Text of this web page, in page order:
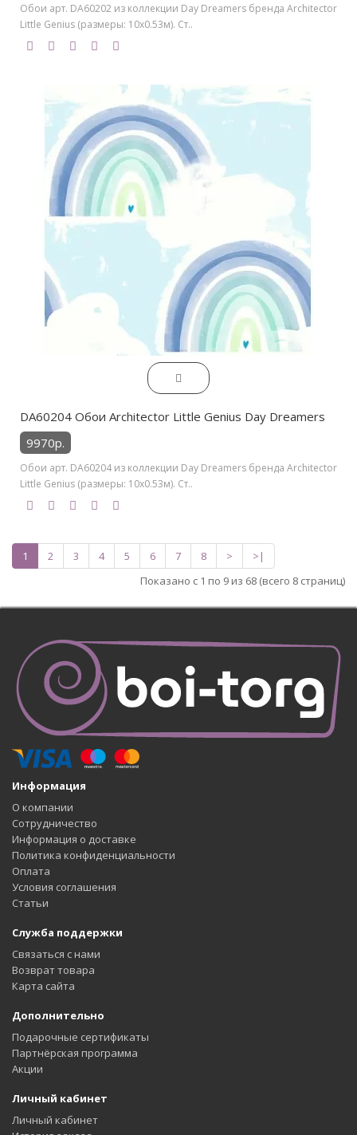
Обои арт. DA60202 из коллекции Day Dreamers бренда Architector
Little Genius (размеры: 10х0.53м). Ст..
DA60204 Обои Architector Little Genius Day Dreamers
9970р.
Обои арт. DA60204 из коллекции Day Dreamers бренда Architector
Little Genius (размеры: 10х0.53м). Ст..
1 2 3 4 5 6 7 8 >
>|
Показано с 1 по 9 из 68 (всего 8 страниц)
Информация
О компании
Сотрудничество
Информация о доставке
Политика конфиденциальности
Оплата
Условия соглашения
Статьи
Служба поддержки
Связаться с нами
Возврат товара
Карта сайта
Дополнительно
Подарочные сертификаты
Партнёрская программа
Акции
Личный кабинет
Личный кабинет